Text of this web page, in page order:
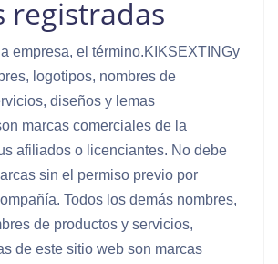
registradas
empresa, el término.KIKSEXTINGy
logotipos, nombres de
diseños y lemas
marcas comerciales de la
afiliados o licenciantes. No debe
sin el permiso previo por
Todos los demás nombres,
de productos y servicios,
de este sitio web son marcas